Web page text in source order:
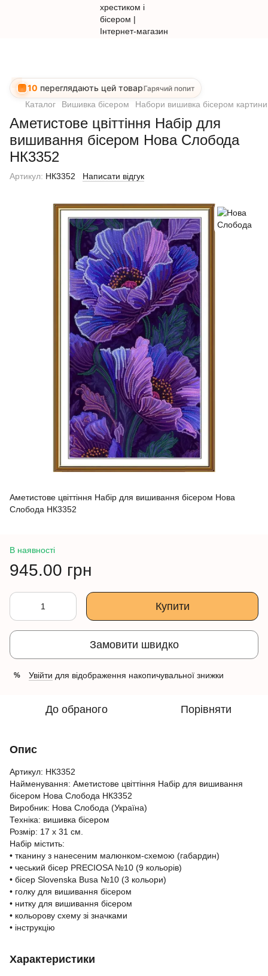
10 переглядають цей товар Гарячий попит
Каталог Вишивка бісером Набори вишивка бісером картини
Аметистове цвіттіння Набір для
вишивання бісером Нова Слобода
НК3352
Артикул: НК3352 Написати відгук
Аметистове цвіттіння Набір для вишивання бісером Нова
Слобода НК3352
В наявності
945.00 грн
Купити
Замовити швидко
% Увійти для відображення накопичувальної знижки
До обраного Порівняти
Опис
Артикул: НК3352
Найменування: Аметистове цвіттіння Набір для вишивання
бісером Нова Слобода НК3352
Виробник: Нова Слобода (Україна)
Техніка: вишивка бісером
Розмір: 17 х 31 см.
Набір містить:
• тканину з нанесеним малюнком-схемою (габардин)
• чеський бісер PRECIOSA №10 (9 кольорів)
• бісер Slovenska Busa №10 (3 кольори)
• голку для вишивання бісером
• нитку для вишивання бісером
• кольорову схему зі значками
• інструкцію
Характеристики